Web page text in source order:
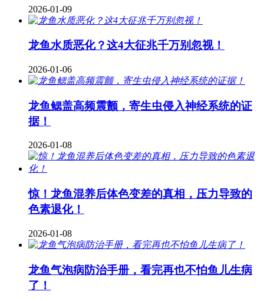
2026-01-09
龙鱼水质恶化？这4大征兆千万别忽视！
2026-01-06
龙鱼鳃盖高频震颤，寄生虫侵入神经系统的证
据！
2026-01-08
惊！龙鱼混养后体色变差的真相，压力导致的
色素退化！
2026-01-08
龙鱼气泡病防治手册，看完再也不怕鱼儿生病
了！